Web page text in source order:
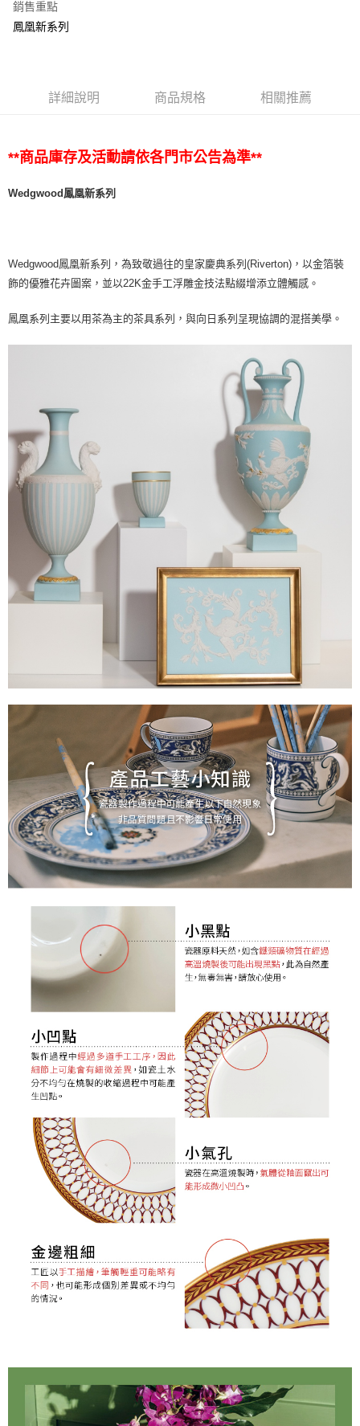
銷售重點
鳳凰新系列
詳細說明 商品規格 相關推薦
**商品庫存及活動請依各門市公告為準**
Wedgwood鳳凰新系列
Wedgwood鳳凰新系列，為致敬過往的皇家慶典系列(Riverton)，以金箔裝
飾的優雅花卉圖案，並以22K金手工浮雕金技法點綴增添立體觸感。
鳳凰系列主要以用茶為主的茶具系列，與向日系列呈現協調的混搭美學。